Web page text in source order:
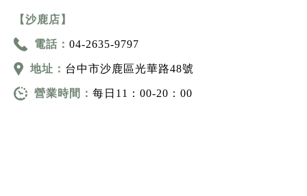
【沙鹿店】
電話： 04-2635-9797
地址： 台中市沙鹿區光華路48號
營業時間： 每日11：00-20：00